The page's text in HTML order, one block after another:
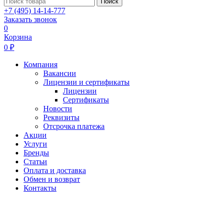
+7 (495) 14-14-777
Заказать звонок
0
Корзина
0 ₽
Компания
Вакансии
Лицензии и сертификаты
Лицензии
Сертификаты
Новости
Реквизиты
Отсрочка платежа
Акции
Услуги
Бренды
Статьи
Оплата и доставка
Обмен и возврат
Контакты